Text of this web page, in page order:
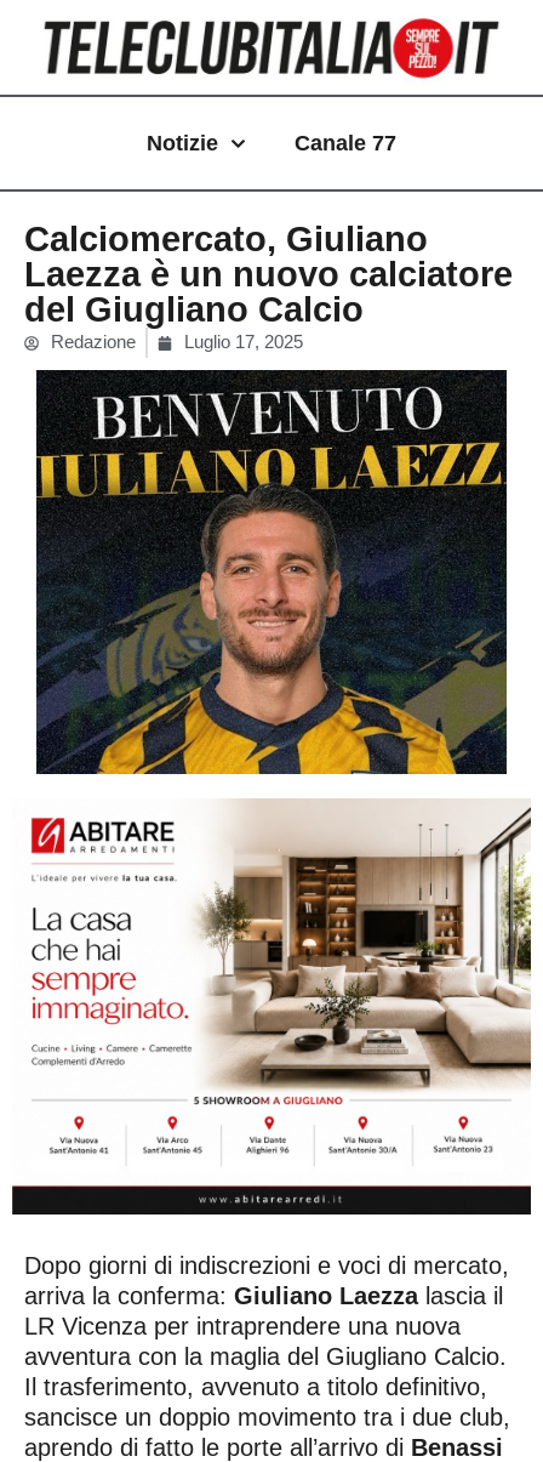
contenuto
Notizie Canale 77
Calciomercato, Giuliano
Laezza è un nuovo calciatore
del Giugliano Calcio
Redazione Luglio 17, 2025
Dopo giorni di indiscrezioni e voci di mercato,
arriva la conferma: Giuliano Laezzalascia il
LR Vicenza per intraprendere una nuova
avventura con la maglia del Giugliano Calcio.
Il trasferimento, avvenuto a titolo definitivo,
sancisce un doppio movimento tra i due club,
aprendo di fatto le porte all’arrivo di Benassi